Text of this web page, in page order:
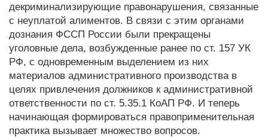
декриминализирующие правонарушения, связанные
с неуплатой алиментов. В связи с этим органами
дознания ФССП России были прекращены
уголовные дела, возбужденные ранее по ст. 157 УК
РФ, с одновременным выделением из них
материалов административного производства в
целях привлечения должников к административной
ответственности по ст. 5.35.1 КоАП РФ. И теперь
начинающая формироваться правоприменительная
практика вызывает множество вопросов.